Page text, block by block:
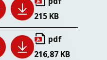
215 KB
pdf
216,87 KB